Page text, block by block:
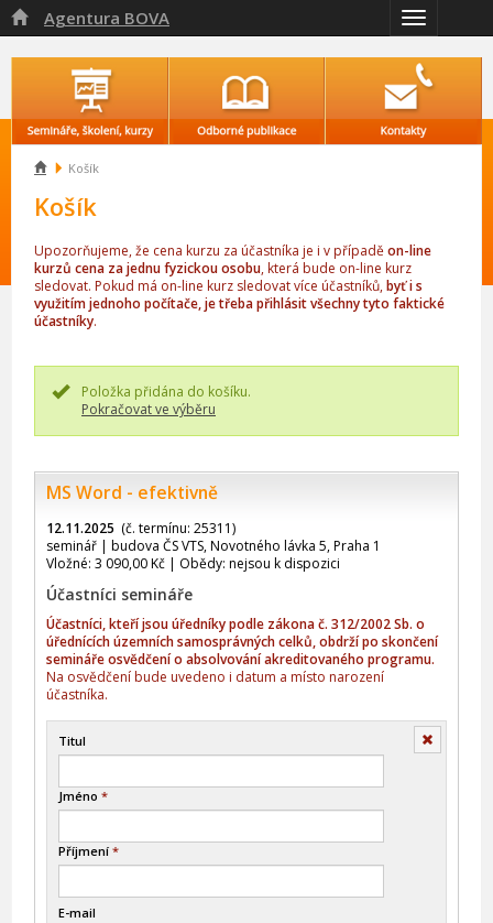
Přepnout
navigaci
 Agentura BOVA
 Košík
Košík
Upozorňujeme, že cena kurzu za účastníka je i v případěon-line
kurzů cena za jednu fyzickou osobu, která bude on-line kurz
sledovat. Pokud má on-line kurz sledovat více účastníků,byť i s
využitím jednoho počítače, je třeba přihlásit všechny tyto faktické
účastníky.
Položka přidána do košíku.
Pokračovat ve výběru
MS Word - efektivně
12.11.2025 (č. termínu: 25311)
seminář | budova ČS VTS, Novotného lávka 5, Praha 1
Vložné: 3 090,00 Kč | Obědy: nejsou k dispozici
Účastníci semináře
Účastníci, kteří jsou úředníky podle zákona č. 312/2002 Sb. o
úřednících územních samosprávných celků, obdrží po skončení
semináře osvědčení o absolvování akreditovaného programu.
Na osvědčení bude uvedeno i datum a místo narození
účastníka.
Titul
Jméno *
Příjmení *
E-mail